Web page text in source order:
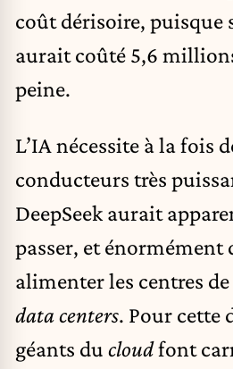
coût dérisoire, puisque
aurait coûté 5,6
peine.
L’IA nécessite à la fois
conducteurs très
DeepSeek aurait
passer, et énormément
alimenter les centres
data centers. Pour cette
géants du cloudfont